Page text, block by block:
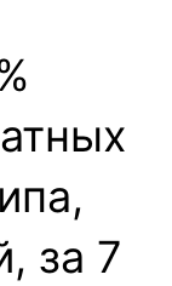
за 7